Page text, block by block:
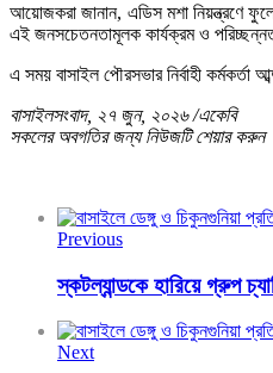
আয়োজকরা জানান, এডিস মশা নিয়ন্ত্রণে
এই জনসচেতনতামূলক কার্যক্রম ও
এ সময় বাসাইল পৌরসভার নির্বাহী
বাসাইলসংবাদ, ২৭ জুন, ২০২৬ /একেবি
সকলের অবগতির জন্য নিউজটি শেয়ার করুন
Previous
স্কটল্যান্ডকে হারিয়ে গ্রুপ
Next